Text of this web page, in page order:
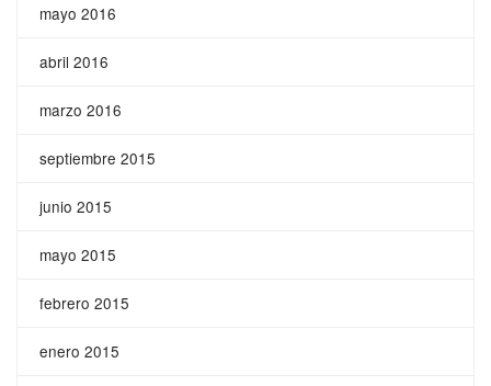
mayo 2016
abril 2016
marzo 2016
septiembre 2015
junio 2015
mayo 2015
febrero 2015
enero 2015